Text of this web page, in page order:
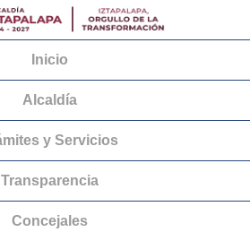
Inicio
Alcaldía
y Servicios
Transparencia
Concejales